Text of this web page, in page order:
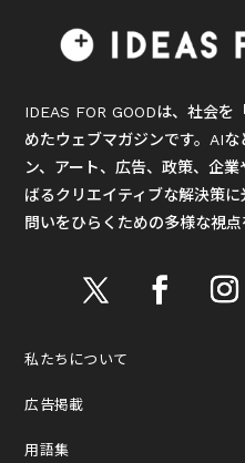
IDEAS FOR GOODは、社会を
めたウェブマガジンです。AI
ン、アート、広告、政策、企
ばるクリエイティブな解決策
問いをひらくための多様な視点
私たちについて
広告掲載
用語集